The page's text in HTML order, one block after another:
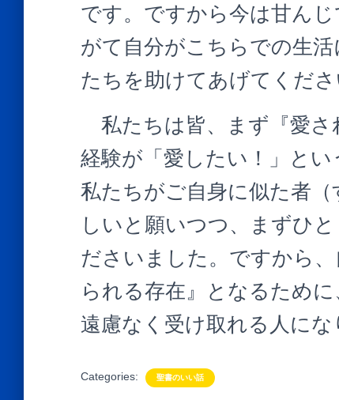
です。ですから今は甘ん
がて自分がこちらでの生
たちを助けてあげてくださ
私たちは皆、まず『愛さ
経験が「愛したい！」と
私たちがご自身に似た者
しいと願いつつ、まずひ
ださいました。ですから
られる存在』となるため
遠慮なく受け取れる人にな
Categories: 聖書のいい話